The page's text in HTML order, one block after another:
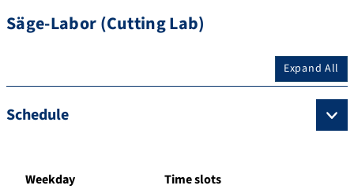
Säge-Labor (Cutting Lab)
Expand All
Schedule
Weekday Time slots